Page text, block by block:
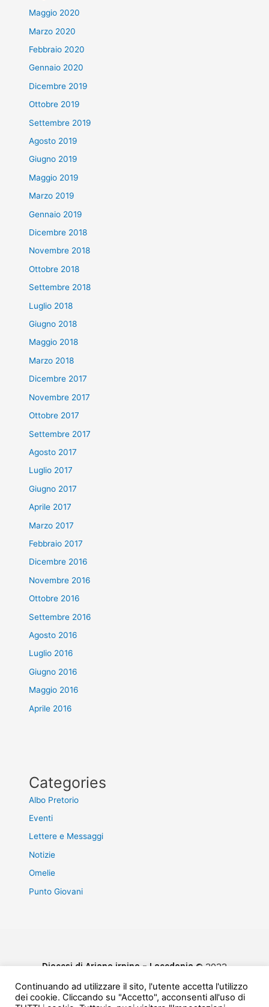
Maggio 2020
Marzo 2020
Febbraio 2020
Gennaio 2020
Dicembre 2019
Ottobre 2019
Settembre 2019
Agosto 2019
Giugno 2019
Maggio 2019
Marzo 2019
Gennaio 2019
Dicembre 2018
Novembre 2018
Ottobre 2018
Settembre 2018
Luglio 2018
Giugno 2018
Maggio 2018
Marzo 2018
Dicembre 2017
Novembre 2017
Ottobre 2017
Settembre 2017
Agosto 2017
Luglio 2017
Giugno 2017
Aprile 2017
Marzo 2017
Febbraio 2017
Dicembre 2016
Novembre 2016
Ottobre 2016
Settembre 2016
Agosto 2016
Luglio 2016
Giugno 2016
Maggio 2016
Aprile 2016
Categories
Albo Pretorio
Eventi
Lettere e Messaggi
Notizie
Omelie
Punto Giovani
Diocesi di Ariano irpino – Lacedonia © 2022
Privacy & Cookie Policy
Powered bye-Direct
Continuando ad utilizzare il sito, l'utente accetta l'utilizzo
dei cookie. Cliccando su "Accetto", acconsenti all'uso di